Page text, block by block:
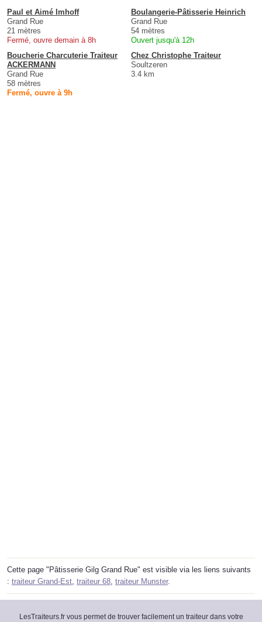
Paul et Aimé Imhoff
Grand Rue
21 mètres
Fermé, ouvre demain à 8h
Boulangerie-Pâtisserie Heinrich
Grand Rue
54 mètres
Ouvert jusqu'à 12h
Boucherie Charcuterie Traiteur
ACKERMANN
Grand Rue
58 mètres
Fermé, ouvre à 9h
Chez Christophe Traiteur
Soultzeren
3.4 km
Cette page "Pâtisserie Gilg Grand Rue" est visible via les liens suivants
: traiteur Grand-Est traiteur 68 traiteur Munster.
LesTraiteurs.fr vous permet de trouver facilement un traiteur dans votre